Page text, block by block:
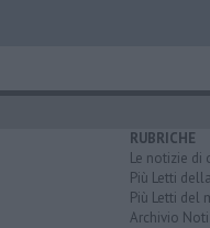
RUBRICHE
Le notizie di
Più Letti
Più Letti del
Archivio